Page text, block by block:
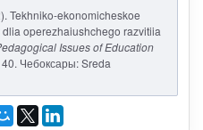
Tekhniko-ekonomicheskoe
operezhaiushchego razvitiia
Issues of Education
Чебоксары: Sreda